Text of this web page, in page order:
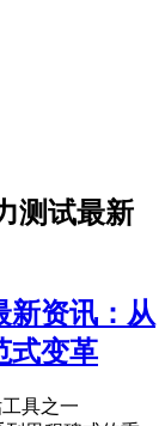
测试最新
新资讯：从
式变革
具之一